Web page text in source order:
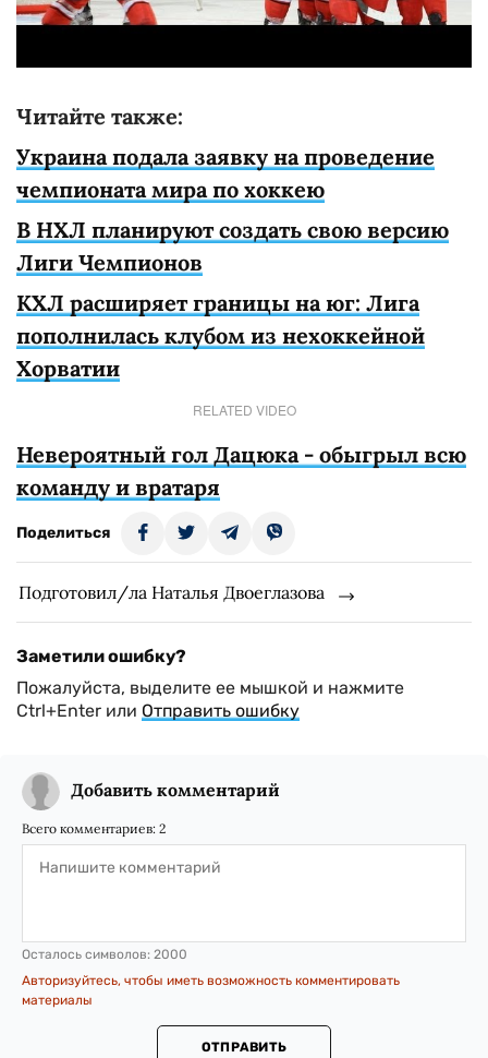
Читайте также:
Украина подала заявку на проведение
чемпионата мира по хоккею
В НХЛ планируют создать свою версию
Лиги Чемпионов
КХЛ расширяет границы на юг: Лига
пополнилась клубом из нехоккейной
Хорватии
RELATED VIDEO
Невероятный гол Дацюка - обыгрыл всю
команду и вратаря
Поделиться
Подготовил/ла Наталья Двоеглазова
Заметили ошибку?
Пожалуйста, выделите ее мышкой и нажмите
Ctrl+Enter или Отправить ошибку
Добавить комментарий
Всего комментариев: 2
Осталось символов: 2000
Авторизуйтесь, чтобы иметь возможность комментировать
материалы
ОТПРАВИТЬ